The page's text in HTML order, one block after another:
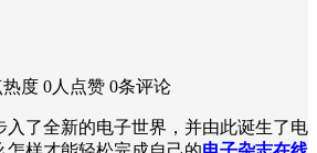
热度 0人点赞 0条评论
入了全新的电子世界，并由此诞生了电